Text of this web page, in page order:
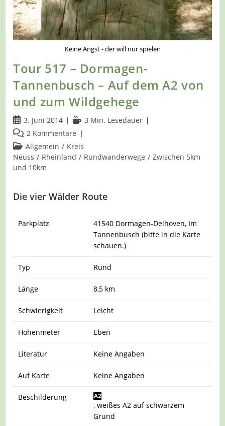
Keine Angst - der will nur spielen
Tour 517 – Dormagen-
Tannenbusch – Auf dem A2 von
und zum Wildgehege
Beitrag
veröffentlicht:
3. Juni 2014 Lesedauer:
3 Min. Lesedauer
Beitrags-
Kommentare:
2 Kommentare
Beitrags-
Kategorie:
Allgemein / Kreis
Neuss / Rheinland / Rundwanderwege / Zwischen 5km
und 10km
Die vier Wälder Route
Parkplatz
41540 Dormagen-Delhoven, Im
Tannenbusch (bitte in die Karte
schauen.)
Typ Rund
Länge 8,5 km
Schwierigkeit Leicht
Höhenmeter Eben
Literatur Keine Angaben
Auf Karte Keine Angaben
Beschilderung
, weißes A2 auf schwarzem
Grund